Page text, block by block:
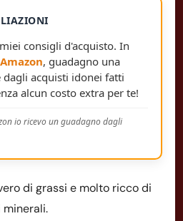
consigli d'acquisto. In
, guadagno una
dagli acquisti idonei fatti
alcun costo extra per te!
io ricevo un guadagno dagli
di grassi e molto ricco di